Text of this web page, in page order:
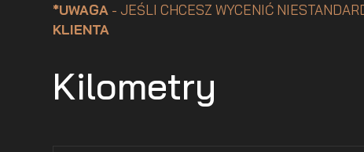
*UWAGA - JEŚLI CHCESZ WYCENIĆ
KLIENTA
Kilometry